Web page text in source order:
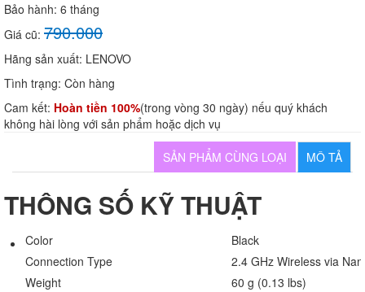
Bảo hành: 6 tháng
Giá cũ: 790.000
Hãng sản xuất: LENOVO
Tình trạng: Còn hàng
Cam kết: Hoàn tiền 100%(trong vòng 30 ngày) nếu quý khách
không hài lòng với sản phẩm hoặc dịch vụ
MÔ TẢ
SẢN PHẨM CÙNG LOẠI
THÔNG SỐ KỸ THUẬT
Color
Black
Connection Type
2.4 GHz Wireless via
Weight
60 g (0.13 lbs)